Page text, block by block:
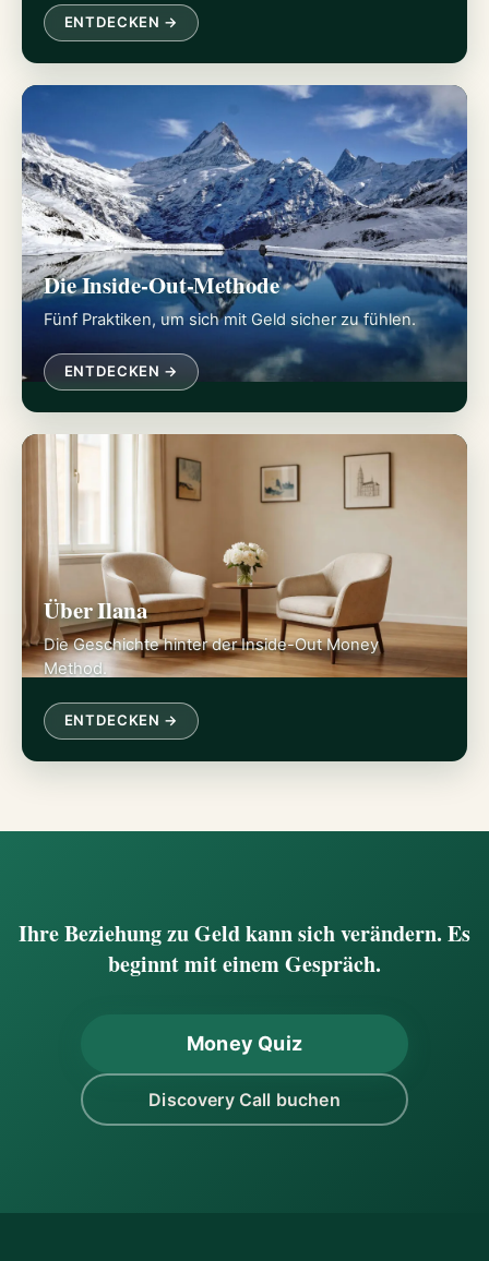
ENTDECKEN →
Die Inside-Out-Methode
Fünf Praktiken, um sich mit Geld sicher zu fühlen.
ENTDECKEN →
Über Ilana
Die Geschichte hinter der Inside-Out Money
Method.
ENTDECKEN →
Ihre Beziehung zu Geld kann sich verändern. Es
beginnt mit einem Gespräch.
Money Quiz
Discovery Call buchen